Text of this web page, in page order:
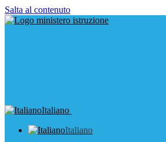
Salta al contenuto
Italiano
Italiano